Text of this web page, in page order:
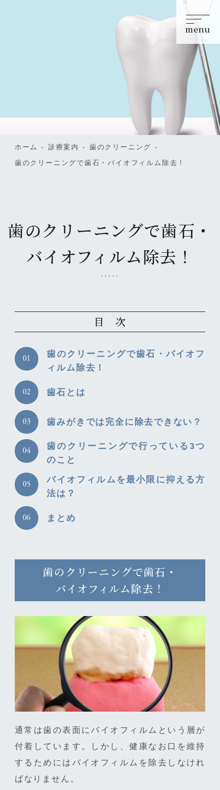
ホーム 診療案内
歯のクリーニング
歯のクリーニングで歯石・バイオフィルム除去！
歯のクリーニングで歯石・
バイオフィルム除去！
目 次
歯のクリーニングで歯石・バイオフ
ィルム除去！
歯石とは
歯みがきでは完全に除去できない？
歯のクリーニングで行っている3つ
のこと
バイオフィルムを最小限に抑える方
法は？
まとめ
歯のクリーニングで歯石・
バイオフィルム除去！
通常は歯の表面にバイオフィルムという層が
付着しています。しかし、健康なお口を維持
するためにはバイオフィルムを除去しなけれ
ばなりません。
menu